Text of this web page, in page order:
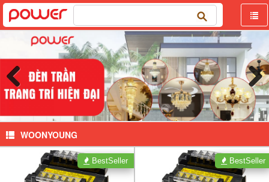
Tìm
kiếm
cho:
WOONYOUNG
BestSeller BestSeller